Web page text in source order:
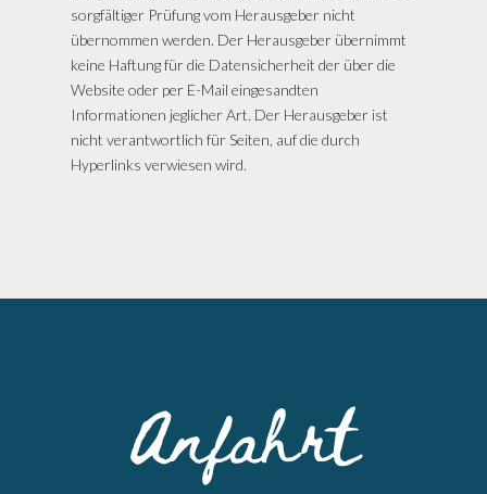
sorgfältiger Prüfung vom Herausgeber nicht
übernommen werden. Der Herausgeber übernimmt
keine Haftung für die Datensicherheit der über die
Website oder per E-Mail eingesandten
Informationen jeglicher Art. Der Herausgeber ist
nicht verantwortlich für Seiten, auf die durch
Hyperlinks verwiesen wird.
Anfahrt